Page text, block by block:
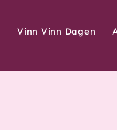
Vinn Vinn Dagen